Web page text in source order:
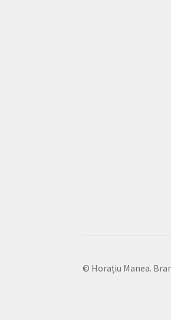
© Horațiu Manea.